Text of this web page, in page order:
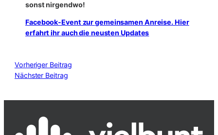
sonst nirgendwo!
Facebook-Event zur gemeinsamen Anreise. Hier
erfahrt ihr auch die neusten Updates
Vorheriger Beitrag
Nächster Beitrag